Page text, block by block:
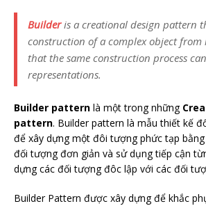
Builderis a creational design pattern
construction of a complex object from
that the same construction process
representations.
Builder pattern là một trong những
pattern. Builder pattern là mẫu thiết kế
để xây dựng một đôi tượng phức tạp
đối tượng đơn giản và sử dụng tiếp cận
dựng các đối tượng đôc lập với các đối
Builder Pattern được xây dựng để khắc